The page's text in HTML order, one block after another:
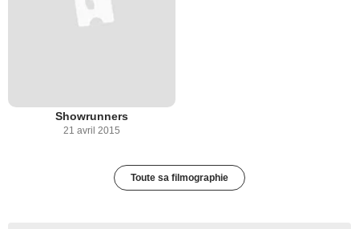
Showrunners
21 avril 2015
Toute sa filmographie